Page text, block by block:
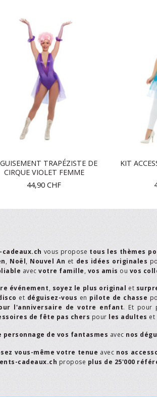
TRAPÉZISTE DE
CIRQUE VIOLET FEMME
44,90 CHF
KIT
vous propose tous les thèmes
, Noël, Nouvel An et des idées originales
avec votre famille, vos amis ou vos
événement, soyez le plus original et
et déguisez-vous en pilote de chasse
l'anniversaire de votre enfant. Et pour
de fête pas chers pour les adultes et
personnage de vos fantasmes avec nos
vous-même votre tenue avec nos
cadeaux.ch propose plus de 25'000